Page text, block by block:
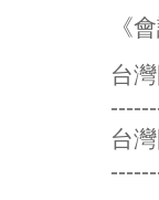
《
台
台